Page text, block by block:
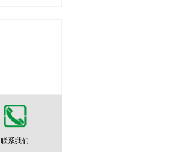
联系我们